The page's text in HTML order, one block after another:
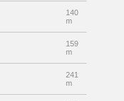
140
m
159
m
241
m